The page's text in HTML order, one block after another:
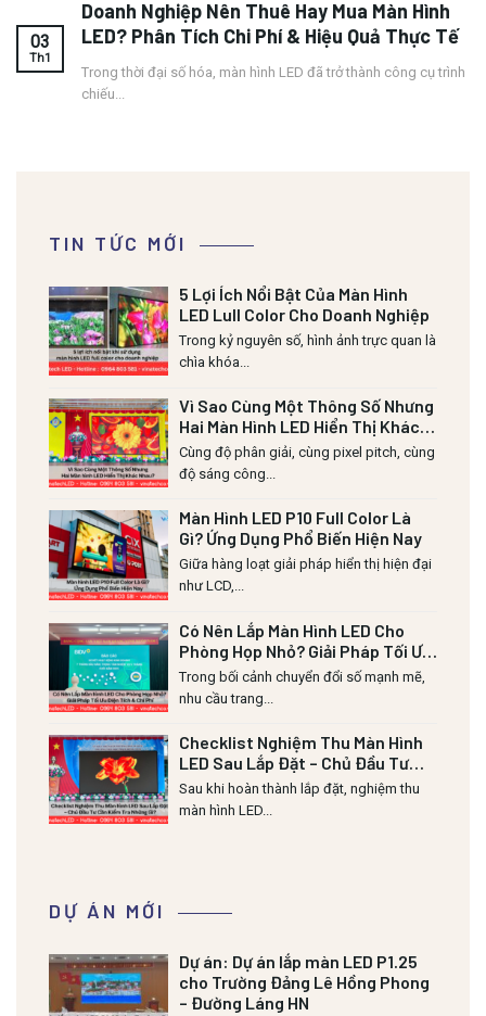
TIN TỨC MỚI
5 Lợi Ích Nổi Bật Của Màn Hình
LED Lull Color Cho Doanh Nghiệp
Trong kỷ nguyên số, hình ảnh trực quan là
chìa khóa...
Vì Sao Cùng Một Thông Số Nhưng
Hai Màn Hình LED Hiển Thị Khác
Nhau?
Cùng độ phân giải, cùng pixel pitch, cùng
độ sáng công...
Màn Hình LED P10 Full Color Là
Gì? Ứng Dụng Phổ Biến Hiện Nay
Giữa hàng loạt giải pháp hiển thị hiện đại
như LCD,...
Có Nên Lắp Màn Hình LED Cho
Phòng Họp Nhỏ? Giải Pháp Tối Ưu
Diện Tích & Chi Phí
Trong bối cảnh chuyển đổi số mạnh mẽ,
nhu cầu trang...
Checklist Nghiệm Thu Màn Hình
LED Sau Lắp Đặt – Chủ Đầu Tư
Cần Kiểm Tra Những Gì?
Sau khi hoàn thành lắp đặt, nghiệm thu
màn hình LED...
DỰ ÁN MỚI
Dự án: Dự án lắp màn LED P1.25
cho Trường Đảng Lê Hồng Phong
– Đường Láng HN
Doanh Nghiệp Nên Thuê Hay Mua Màn Hình
LED? Phân Tích Chi Phí & Hiệu Quả Thực Tế
Trong thời đại số hóa, màn hình LED đã trở thành công cụ trình
chiếu...
03
Th1